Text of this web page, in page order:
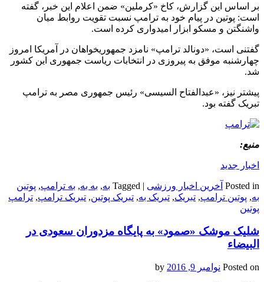
بر اساس این گزارش، کاخ «کرملین» ضمن اعلام این خبر، گفته
است: پوتین در پیام خود به ترامپ نسبت تقویت روابط میان
واشنگتن و مسکو ابزار امیدواری کرده است.
گفتنی است، «دونالد ترامپ» نامزد جمهوریخواهان در آمریکا امروز
چهارشنبه موفق به پیروزی در انتخابات ریاست جمهوری این کشور
شد.
پیشتر نیز، «عبدالفتاح السیسی» رئیس جمهوری مصر به ترامپ
تبریک گفته بود.
منبع:
اخبار جدید
Posted in آخرین اخبار ورزشی |
Tagged به, به به, به ترامپ, پوتین
به, پوتین ترامپ, تبریک, تبریک به, تبریک پوتین, تبریک ترامپ, ترامپ
پوتین
شلیک موشک «صمود» به پایگاه مزدوران سعودی در
البیضاء
Posted on نوامبر 9, 2016